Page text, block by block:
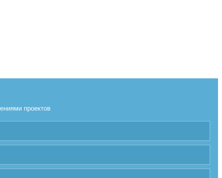
проектов